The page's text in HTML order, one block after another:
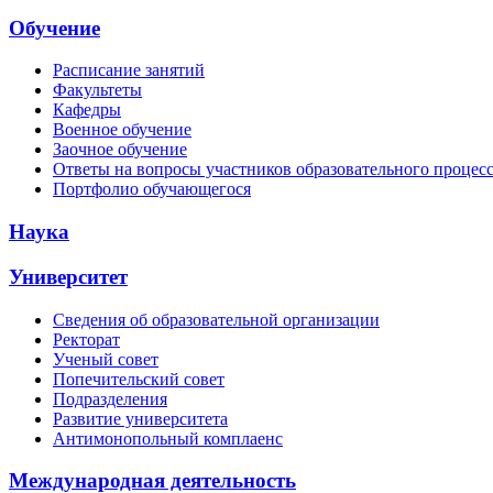
Обучение
Расписание занятий
Факультеты
Кафедры
Военное обучение
Заочное обучение
Ответы на вопросы участников образовательного
Портфолио обучающегося
Наука
Университет
Сведения об образовательной организации
Ректорат
Ученый совет
Попечительский совет
Подразделения
Развитие университета
Антимонопольный комплаенс
Международная деятельность